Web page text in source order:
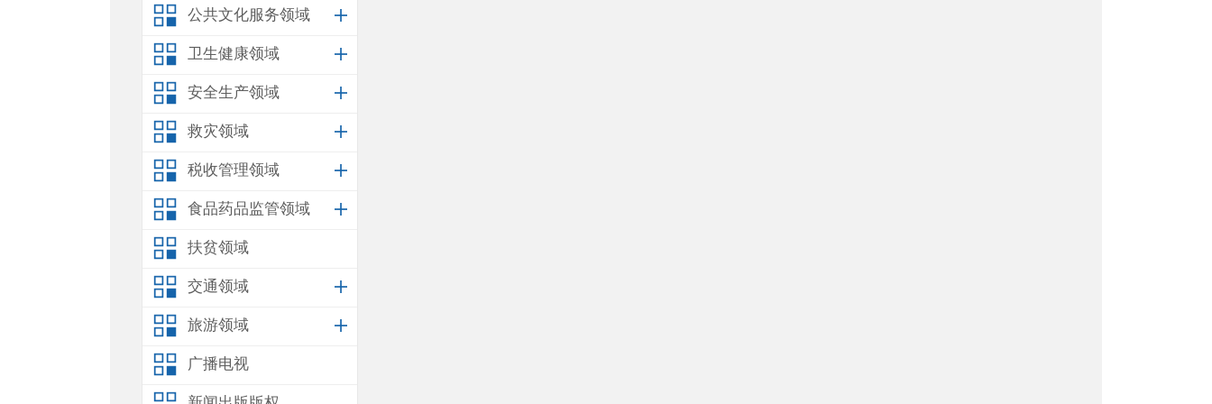
公共文化服务领域
卫生健康领域
安全生产领域
救灾领域
税收管理领域
食品药品监管领域
扶贫领域
交通领域
旅游领域
广播电视